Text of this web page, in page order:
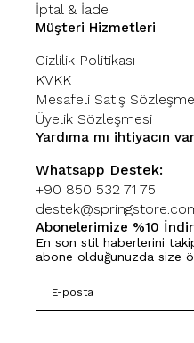
İptal & İade
Müşteri Hizmetleri
Gizlilik Politikası
KVKK
Mesafeli Satış
Üyelik Sözleşmesi
Yardıma mı ihtiyacın
Whatsapp Destek:
+90 850 532 71 75
Abonelerimize %10
En son stil haberlerini
abone olduğunuzda size